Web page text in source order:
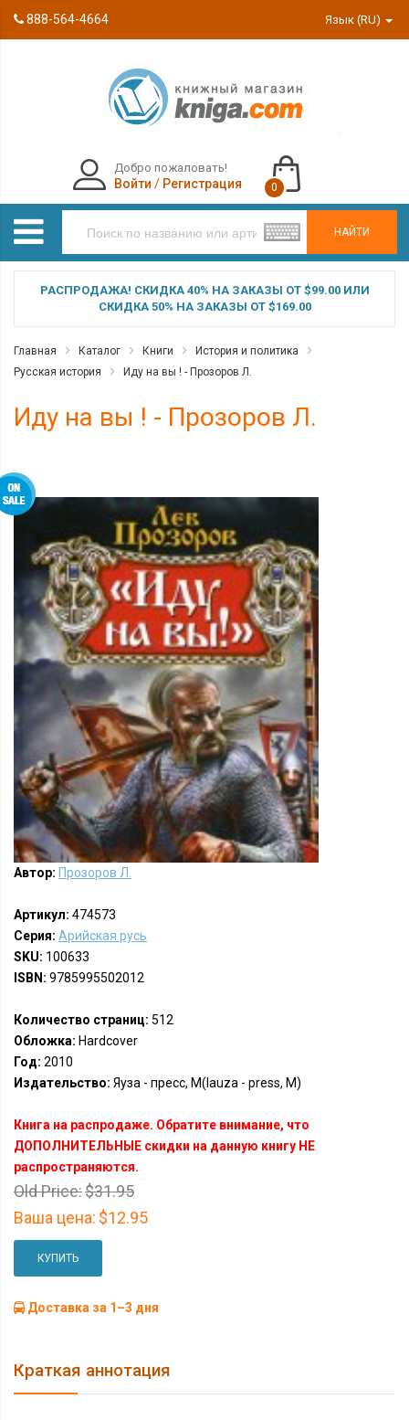
888-564-4664 Язык (RU)
НАЙТИ
Добро пожаловать!
Войти / Регистрация 0
РАСПРОДАЖА! СКИДКА 40% НА ЗАКАЗЫ ОТ $99.00 ИЛИ
СКИДКА 50% НА ЗАКАЗЫ ОТ $169.00
Главная Каталог Книги
История и политика
Русская история
Иду на вы ! - Прозоров Л.
Иду на вы ! - Прозоров Л.
Автор: Прозоров Л.
Артикул: 474573
Серия: Арийская русь
SKU: 100633
ISBN: 9785995502012
Количество страниц: 512
Обложка: Hardcover
Год: 2010
Издательство: Яуза - пресс, М(Iauza - press, M)
Книга на распродаже. Обратите внимание, что
ДОПОЛНИТЕЛЬНЫЕ скидки на данную книгу НЕ
распространяются.
Old Price:$31.95
Ваша цена: $12.95
КУПИТЬ
Доставка за 1–3 дня
Краткая аннотация